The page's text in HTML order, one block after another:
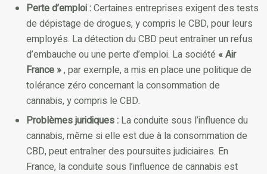
Perte d’emploi :Certaines entreprises exigent des tests
de dépistage de drogues, y compris le CBD, pour leurs
employés. La détection du CBD peut entraîner un refus
d’embauche ou une perte d’emploi. La société « Air
France », par exemple, a mis en place une politique de
tolérance zéro concernant la consommation de
cannabis, y compris le CBD.
Problèmes juridiques : La conduite sous l’influence du
cannabis, même si elle est due à la consommation de
CBD, peut entraîner des poursuites judiciaires. En
France, la conduite sous l’influence de cannabis est